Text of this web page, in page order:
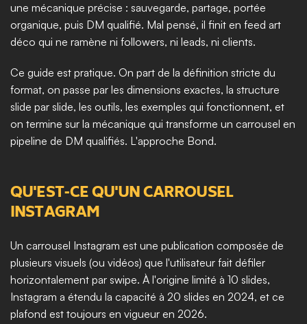
une mécanique précise : sauvegarde, partage, portée
organique, puis DM qualifié. Mal pensé, il finit en feed art
déco qui ne ramène ni followers, ni leads, ni clients.
Ce guide est pratique. On part de la définition stricte du
format, on passe par les dimensions exactes, la structure
slide par slide, les outils, les exemples qui fonctionnent, et
on termine sur la mécanique qui transforme un carrousel en
pipeline de DM qualifiés. L'approche Bond.
QU'EST-CE QU'UN CARROUSEL
INSTAGRAM
Un carrousel Instagram est une publication composée de
plusieurs visuels (ou vidéos) que l'utilisateur fait défiler
horizontalement par swipe. À l'origine limité à 10 slides,
Instagram a étendu la capacité à 20 slides en 2024, et ce
plafond est toujours en vigueur en 2026.